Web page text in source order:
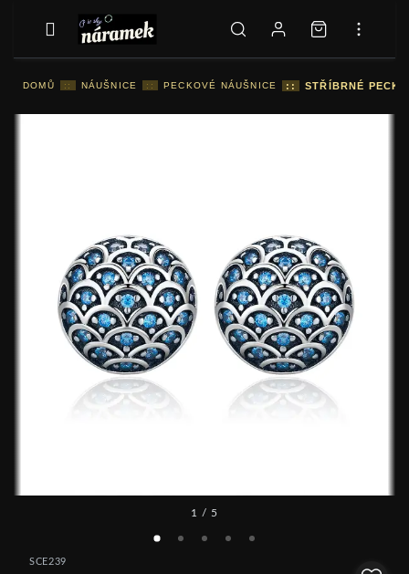
DOMŮ :: NÁUŠNICE :: PECKOVÉ NÁUŠNICE :: STŘÍBRNÉ
1 / 5
SCE239